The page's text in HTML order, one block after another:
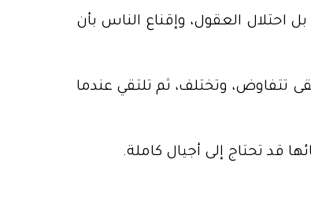
احتلال العقول، وإقناع الناس بأن
تتفاوض، وتختلف، ثم تلتقي عندما
قد تحتاج إلى أجيال كاملة.